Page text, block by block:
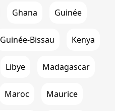
Ghana Guinée
Guinée-Bissau Kenya
Libye Madagascar
Maroc Maurice